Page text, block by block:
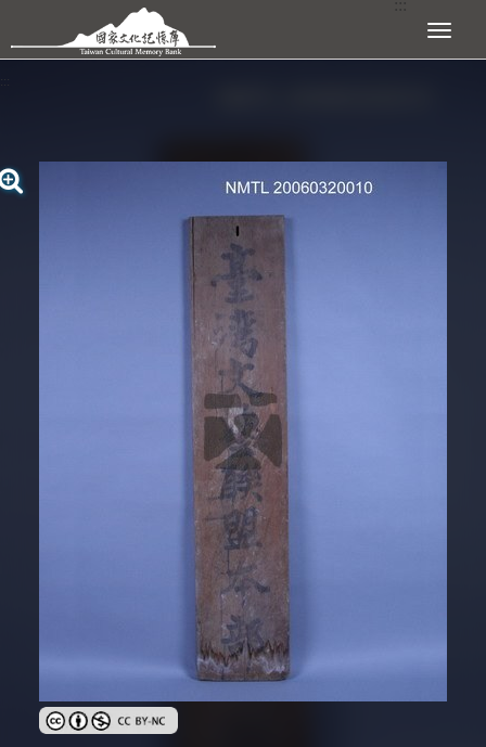
跳到主要內容區塊 展開選單
:::
創用CC姓名標示-非商業性 3.0 台灣及其後版本(CC BY-NC 3.0